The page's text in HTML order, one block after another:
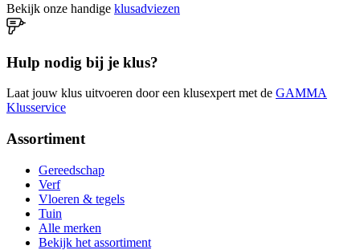
Bekijk onze handige klusadviezen
Hulp nodig bij je klus?
Laat jouw klus uitvoeren door een klusexpert met de GAMMA
Klusservice
Assortiment
Gereedschap
Verf
Vloeren & tegels
Tuin
Alle merken
Bekijk het assortiment